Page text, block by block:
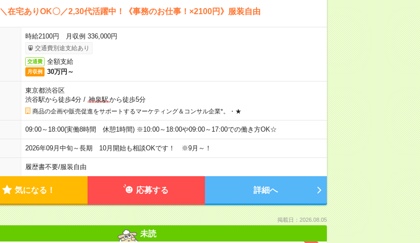
＼在宅ありOK〇／2,30代活躍中！《事務のお仕事！×2100円》服装自由
時給2100円 月収例 336,000円
交通費別途支給あり
交通費 全額支給
月収例 30万円～
東京都渋谷区
渋谷駅から徒歩4分/ 神泉駅から徒歩5分
商品の企画や販売促進をサポートするマーケティング＆コンサル企業*。・★
09:00～18:00(実働8時間 休憩1時間) ※10:00～18:00や09:00～17:00での働き方OK☆
2026年09月中旬～長期 10月開始も相談OKです！ ※9月～！
履歴書不要/服装自由
気になる！ 応募する 詳細へ
掲載日：2026.08.05
未読